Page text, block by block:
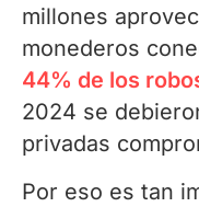
millones
monederos
44% de los
2024 se
privadas
Por eso es tan